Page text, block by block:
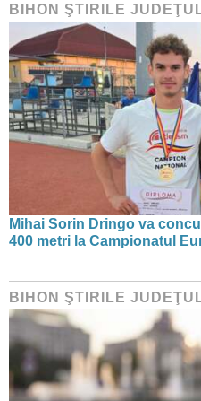
BIHON ŞTIRILE
Mihai Sorin Dringo va
400 metri la Campionatul
BIHON ŞTIRILE